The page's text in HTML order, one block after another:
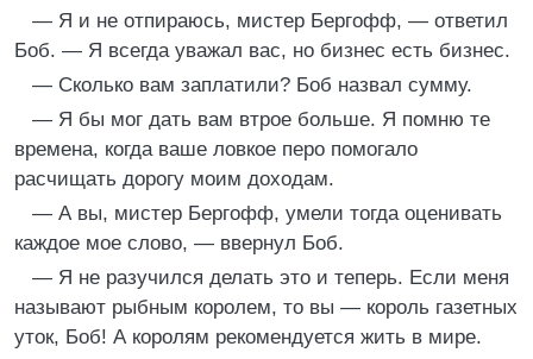
— Я и не отпираюсь, мистер Бергофф, — ответил
Боб. — Я всегда уважал вас, но бизнес есть бизнес.
— Сколько вам заплатили? Боб назвал сумму.
— Я бы мог дать вам втрое больше. Я помню те
времена, когда ваше ловкое перо помогало
расчищать дорогу моим доходам.
— А вы, мистер Бергофф, умели тогда оценивать
каждое мое слово, — ввернул Боб.
— Я не разучился делать это и теперь. Если меня
называют рыбным королем, то вы — король газетных
уток, Боб! А королям рекомендуется жить в мире.